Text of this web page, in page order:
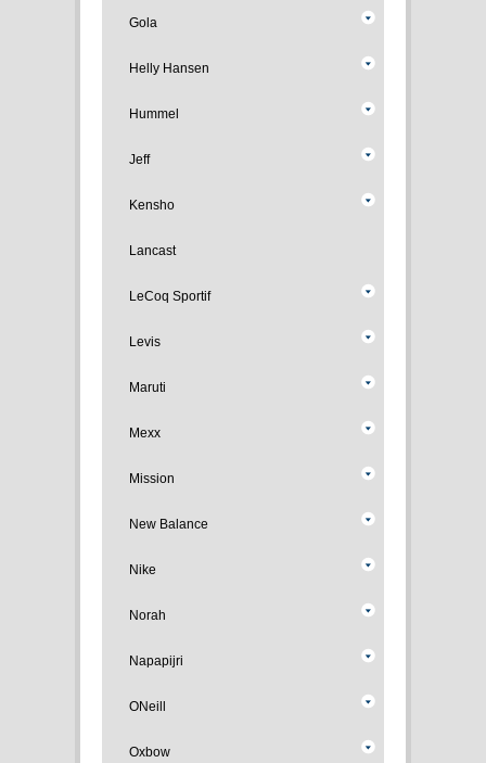
Gola
Helly Hansen
Hummel
Jeff
Kensho
Lancast
LeCoq Sportif
Levis
Maruti
Mexx
Mission
New Balance
Nike
Norah
Napapijri
ONeill
Oxbow